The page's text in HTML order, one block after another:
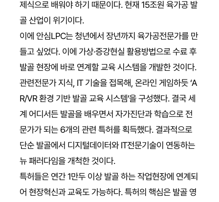
제식으로 배워야 하기 때문이다. 현재 15조원 육가공 발
골 산업이 위기이다.
이에 안심LPC는 청년에서 장년까지 육가공전문가를 만
들고 싶었다. 이에 가상·증강현실 활용방법으로 수료 후
발골 현장에 바로 연계할 교육 시스템을 개발한 것이다.
관련전문가 지식, IT 기술을 접목해, 온라인 게임하듯 ‘A
R/VR 환경 기반 발골 교육 시스템’을 구성했다. 결국 세
계 어디서든 발골을 배우면서 자가진단과 학습으로 전
문가가 되는 6개의 관련 특허를 획득했다. 결과적으로
단순 발골에서 디지털데이터와 IT전문기술이 연동하는
뉴 패러다임을 개척한 것이다.
특허들은 연간 1만두 이상 발골 하는 작업현장에 연계되
어 현장혁신과 교육도 가능하다. 특허의 핵심은 발골 영